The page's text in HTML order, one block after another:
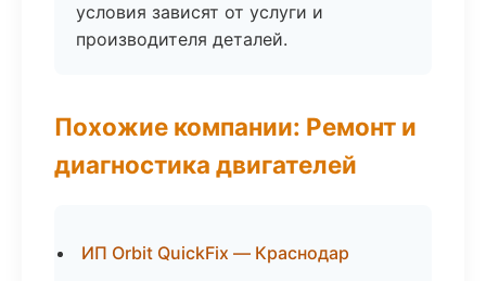
условия зависят от услуги и
производителя деталей.
Похожие компании: Ремонт и
диагностика двигателей
ИП Orbit QuickFix — Краснодар